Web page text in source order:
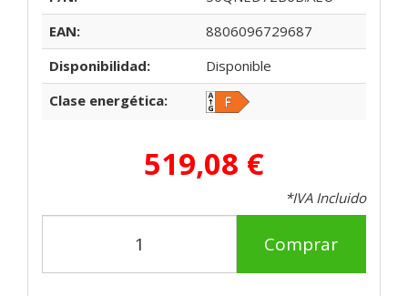
EAN:
8806096729687
Disponibilidad:
Disponible
Clase energética:
519,08 €
*IVA Incluido
Comprar